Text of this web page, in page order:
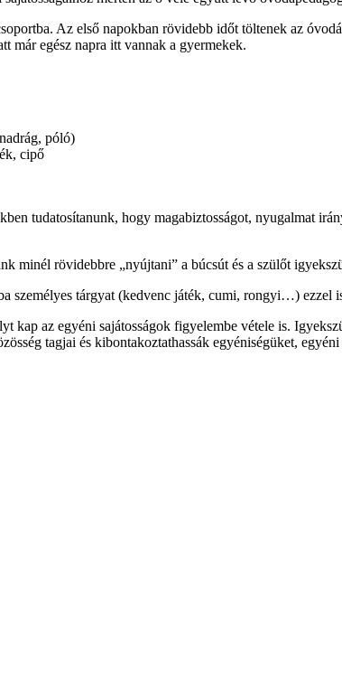
Az első napokban rövidebb időt töltenek az
már egész napra itt vannak a gyermekek.
póló)
cipő
tudatosítanunk, hogy magabiztosságot, nyugalmat
minél rövidebbre „nyújtani” a búcsút és a szülőt
személyes tárgyat (kedvenc játék, cumi, rongyi…) ezzel
kap az egyéni sajátosságok figyelembe vétele is.
tagjai és kibontakoztathassák egyéniségüket, egyéni